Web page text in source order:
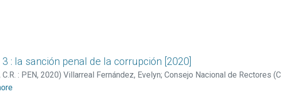
: la sanción penal de la corrupción [2020]
: PEN, 2020) Villarreal Fernández, Evelyn; Consejo Nacional de Rectores